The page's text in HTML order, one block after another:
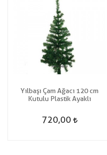
Yılbaşı Çam Ağacı 120 cm
Kutulu Plastik Ayaklı
720,00